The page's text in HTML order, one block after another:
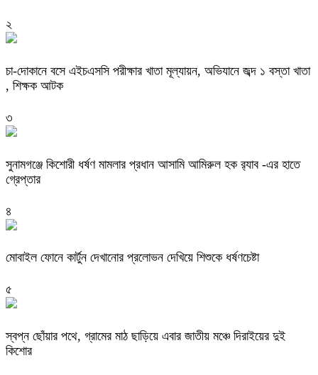
২
চা-দোকানে বসে এইচএসসি পরীক্ষার খাতা মূল্যায়ন, অভিযানে জব্দ ১ বস্তা খাতা
, শিক্ষক আটক
৩
‎সুনামগঞ্জে কিশোরী ধর্ষণ মামলার প্রধান আসামি আমিরুল হক র‌্যাব -এর হাতে
গ্রেপ্তার
৪
মোবাইল ফোনে কার্টুন দেখানোর প্রলোভন দেখিয়ে শিশুকে ধর্ষণচেষ্টা
৫
স্বপ্ন ছোঁয়ার পথে, গ্রামের মাঠ ছাড়িয়ে এবার জাতীয় মঞ্চে দিরাইয়ের দুই
কিশোর